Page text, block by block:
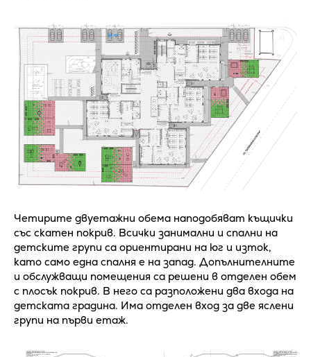
Четирите двуетажни обема наподобяват къщички
със скатен покрив. Всички занимални и спални на
детските групи са ориентирани на юг и изток,
като само една спалня е на запад. Допълнителните
и обслужващи помещения са решени в отделен обем
с плосък покрив. В него са разположени два входа на
детската градина. Има отделен вход за две яслени
групи на първи етаж.